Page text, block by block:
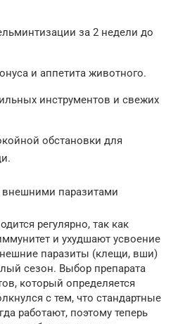
за 2 недели до
и аппетита животного.
инструментов и свежих
обстановки для
внешними паразитами
регулярно, так как
и ухудшают усвоение
паразиты (клещи, вши)
сезон. Выбор препарата
который определяется
с тем, что стандартные
работают, поэтому теперь